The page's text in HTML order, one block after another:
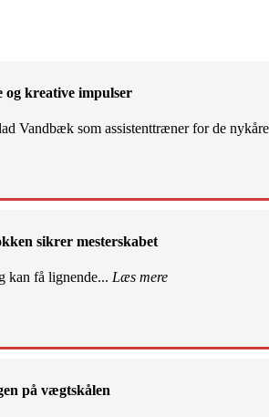
og kreative impulser
Vandbæk som assistenttræner for de
sikrer mesterskabet
kan få lignende... Læs mere
på vægtskålen